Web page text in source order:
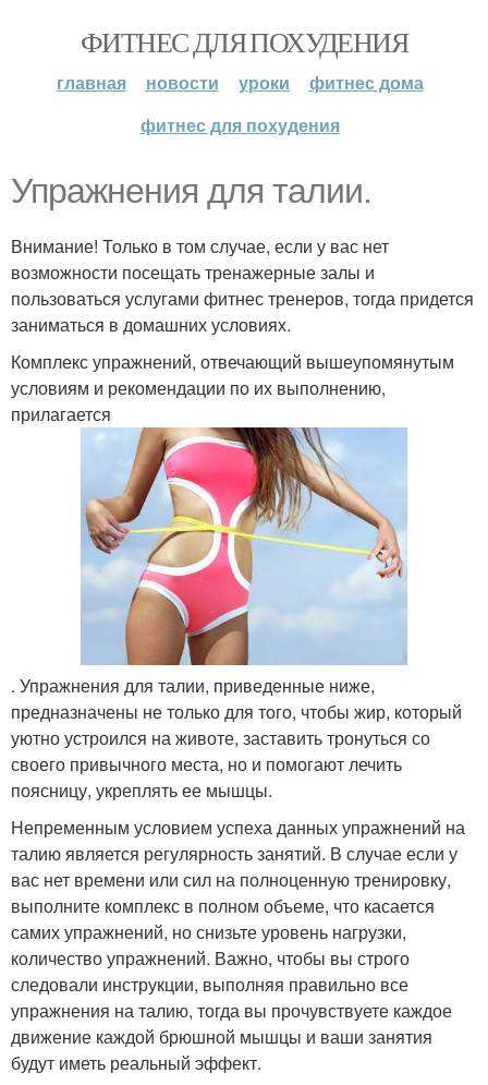
ФИТНЕС ДЛЯ ПОХУДЕНИЯ
главная новости уроки
фитнес дома
фитнес для похудения
Упражнения для талии.
Внимание! Только в том случае, если у вас нет
возможности посещать тренажерные залы и
пользоваться услугами фитнес тренеров, тогда придется
заниматься в домашних условиях.
Комплекс упражнений, отвечающий вышеупомянутым
условиям и рекомендации по их выполнению,
прилагается
. Упражнения для талии, приведенные ниже,
предназначены не только для того, чтобы жир, который
уютно устроился на животе, заставить тронуться со
своего привычного места, но и помогают лечить
поясницу, укреплять ее мышцы.
Непременным условием успеха данных упражнений на
талию является регулярность занятий. В случае если у
вас нет времени или сил на полноценную тренировку,
выполните комплекс в полном объеме, что касается
самих упражнений, но снизьте уровень нагрузки,
количество упражнений. Важно, чтобы вы строго
следовали инструкции, выполняя правильно все
упражнения на талию, тогда вы прочувствуете каждое
движение каждой брюшной мышцы и ваши занятия
будут иметь реальный эффект.